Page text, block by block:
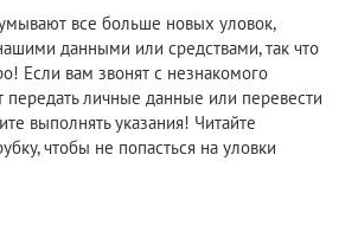
все больше новых уловок,
данными или средствами, так что
Если вам звонят с незнакомого
передать личные данные или перевести
выполнять указания! Читайте
чтобы не попасться на уловки